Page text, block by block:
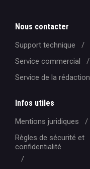
Nous contacter
Support technique
Service commercial
Service de la rédaction
Infos utiles
Mentions juridiques
Règles de sécurité et
confidentialité